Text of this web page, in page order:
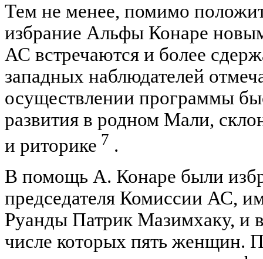
Тем не менее, помимо
избрание Альфы Конаре
АС встречаются и более
западных наблюдателей
осуществлении программы
развития в родном Мали,
и риторике 7 .
В помощь А. Конаре были
председателя Комиссии АС,
Руанды Патрик Мазимхаку, и
числе которых пять женщин.